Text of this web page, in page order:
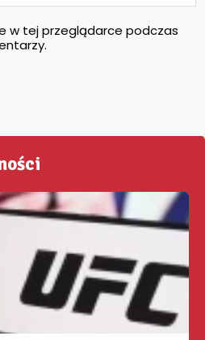
w tej przeglądarce podczas